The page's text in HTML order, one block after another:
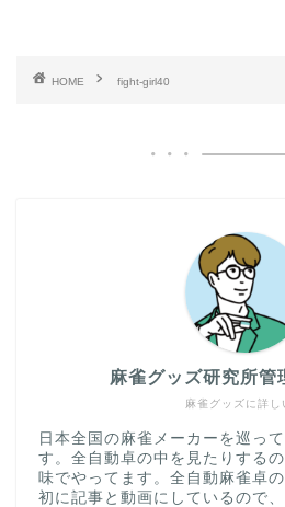
HOME fight-girl40
麻雀グッズに詳し
麻雀グッズ研究所管
日本全国の麻雀メーカーを巡っ
す。全自動卓の中を見たりする
味でやってます。全自動麻雀卓
初に記事と動画にしているので